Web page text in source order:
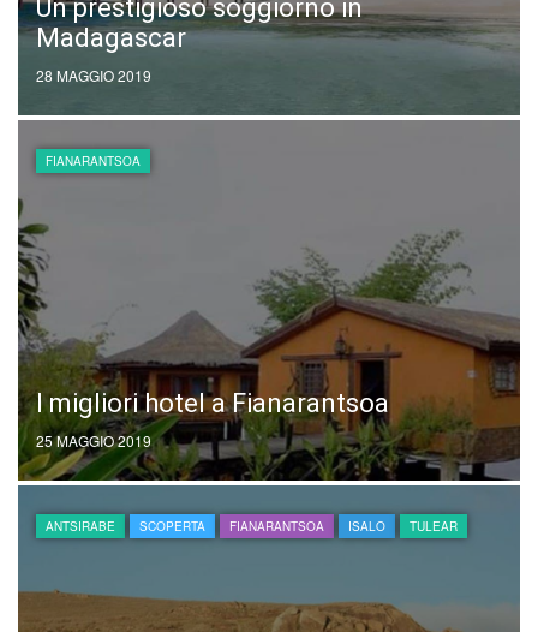
Un prestigioso soggiorno in
Madagascar
28 MAGGIO 2019
FIANARANTSOA
I migliori hotel a Fianarantsoa
25 MAGGIO 2019
ANTSIRABE SCOPERTA FIANARANTSOA ISALO TULEAR